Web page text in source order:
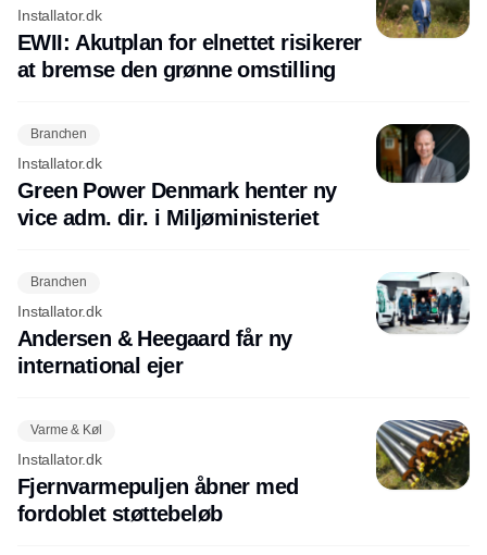
Installator.dk
EWII: Akutplan for elnettet risikerer
at bremse den grønne omstilling
Branchen
Installator.dk
Green Power Denmark henter ny
vice adm. dir. i Miljøministeriet
Branchen
Installator.dk
Andersen & Heegaard får ny
international ejer
Varme & Køl
Installator.dk
Fjernvarmepuljen åbner med
fordoblet støttebeløb